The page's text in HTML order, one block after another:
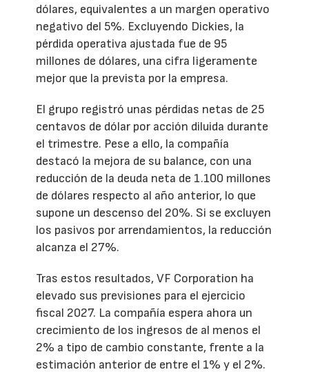
dólares, equivalentes a un margen operativo
negativo del 5%. Excluyendo Dickies, la
pérdida operativa ajustada fue de 95
millones de dólares, una cifra ligeramente
mejor que la prevista por la empresa.
El grupo registró unas pérdidas netas de 25
centavos de dólar por acción diluida durante
el trimestre. Pese a ello, la compañía
destacó la mejora de su balance, con una
reducción de la deuda neta de 1.100 millones
de dólares respecto al año anterior, lo que
supone un descenso del 20%. Si se excluyen
los pasivos por arrendamientos, la reducción
alcanza el 27%.
Tras estos resultados, VF Corporation ha
elevado sus previsiones para el ejercicio
fiscal 2027. La compañía espera ahora un
crecimiento de los ingresos de al menos el
2% a tipo de cambio constante, frente a la
estimación anterior de entre el 1% y el 2%.